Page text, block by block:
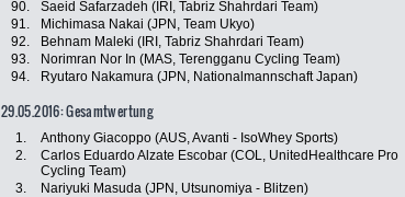
90.
Saeid Safarzadeh (IRI, Tabriz Shahrdari Team)
91.
Michimasa Nakai (JPN, Team Ukyo)
92.
Behnam Maleki (IRI, Tabriz Shahrdari Team)
93.
Norimran Nor In (MAS, Terengganu Cycling Team)
94.
Ryutaro Nakamura (JPN, Nationalmannschaft Japan)
29.05.2016: Gesamtwertung
1. Anthony Giacoppo (AUS, Avanti - IsoWhey Sports)
2.
Carlos Eduardo Alzate Escobar (COL, UnitedHealthcare Pro
Cycling Team)
3. Nariyuki Masuda (JPN, Utsunomiya - Blitzen)